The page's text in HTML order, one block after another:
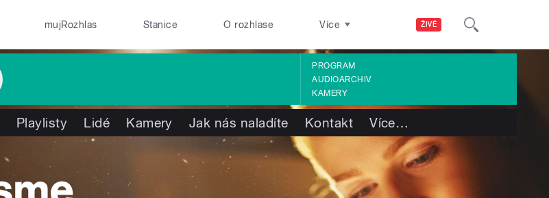
ŽIVĚ
mujRozhlas Stanice O rozhlase Více
PROGRAM
AUDIOARCHIV
KAMERY
Playlisty Lidé Kamery Jak nás naladíte Kontakt Více…